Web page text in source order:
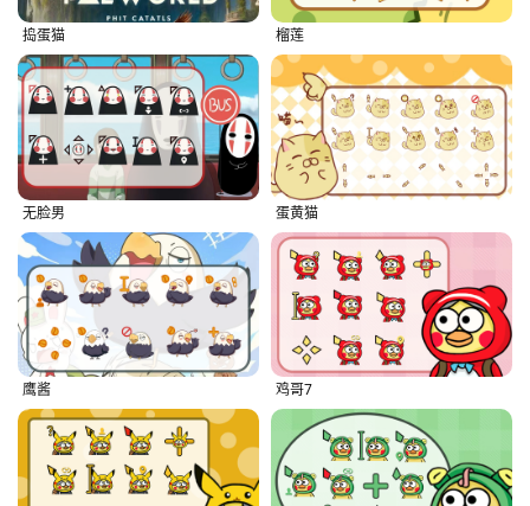
捣蛋猫 榴莲
无脸男 蛋黄猫
鹰酱 鸡哥7